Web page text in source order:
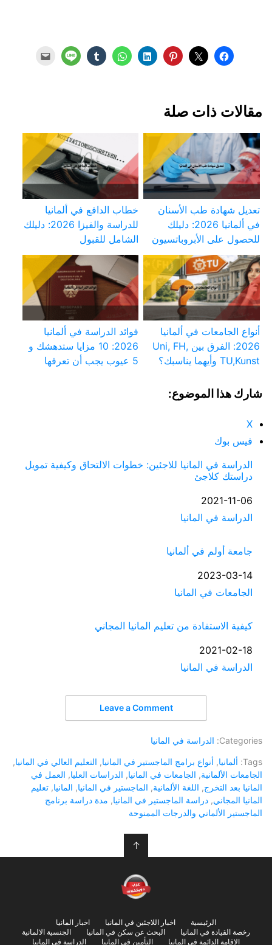
مقالات ذات صلة
تعديل شهادة طب الأسنان
في ألمانيا 2026: دليلك
للحصول على الأبروباتسيون
خطاب الدافع في ألمانيا
للدراسة والفيزا 2026: دليلك
الشامل للقبول
أنواع الجامعات في ألمانيا
2026: الفرق بين Uni, FH,
TU,Kunst وأيهما يناسبك؟
فوائد الدراسة في ألمانيا
2026: 10 مزايا ستدهشك و
5 عيوب يجب أن تعرفها
شارك هذا الموضوع:
X
فيس بوك
الدراسة في المانيا للاجئين: خطوات الالتحاق وكيفية تمويل
دراستك كلاجئ
التاريخ
2021-11-06
في ما يتعلق بما يأتي
الدراسة في المانيا
جامعة أولم في ألمانيا
التاريخ
2023-03-14
في ما يتعلق بما يأتي
الجامعات في المانيا
كيفية الاستفادة من تعليم المانيا المجاني
التاريخ
2021-02-18
في ما يتعلق بما يأتي
الدراسة في المانيا
Leave a Comment
Categories: الدراسة في المانيا
Tags: ألمانيا, أنواع برامج الماجستير في المانيا, التعليم العالي في المانيا,
الجامعات الألمانية, الجامعات في المانيا, الدراسات العليا, العمل في
المانيا بعد التخرج, اللغة الألمانية, الماجستير في المانيا, المانيا, تعليم
المانيا المجاني, دراسة الماجستير في المانيا, مدة دراسة برنامج
الماجستير الألماني والدرجات الممنوحة
↑
الرئيسية اخبار اللاجئين في المانيا
اخبار المانيا
رخصة القيادة في المانيا
البحث عن سكن في المانيا
الجنسية الالمانية
الاقامة الدائمة في المانيا
التأمين في المانيا الدراسة في المانيا